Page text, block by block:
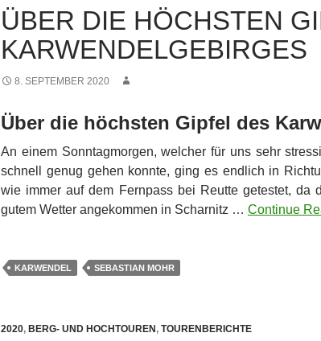
ÜBER DIE HÖCHSTEN
KARWENDELGEBIRGES
8. SEPTEMBER 2020
Über die höchsten Gipfel des
An einem Sonntagmorgen, welcher für uns sehr
schnell genug gehen konnte, ging es endlich in
wie immer auf dem Fernpass bei Reutte getestet, da
gutem Wetter angekommen in Scharnitz … Continue
KARWENDEL SEBASTIAN MOHR
2020, BERG- UND HOCHTOUREN, TOURENBERICHTE